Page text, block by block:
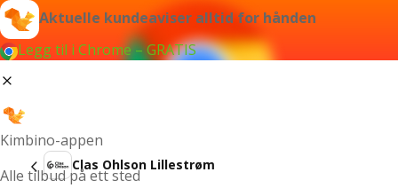
Aktuelle kundeaviser alltid for hånden
Legg til i Chrome – GRATIS
Kimbino-appen
Alle tilbud på ett sted
Clas Ohlson Lillestrøm